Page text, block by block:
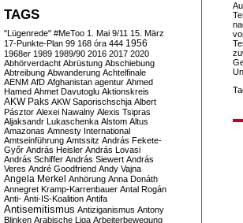
TAGS
"Lügenrede" #MeToo 1. Mai 9/11 15. März
17-Punkte-Plan 99 168 óra 444 1956
1968er 1989 1989/90 2016 2017 2020
Abhörverdacht Abrüstung Abschiebung
Abtreibung Abwanderung Achtelfinale
AENM AfD Afghanistan agentur Ahmed
Hamed Ahmet Davutoglu Aktionskreis
AKW Paks AKW Saporischschja Albert
Pásztor Alexei Nawalny Alexis Tsipras
Aljaksandr Lukaschenka Alstom Altus
Amazonas Amnesty International
Amtseinführung Amtssitz András Fekete-
Győr András Heisler András Lovasi
András Schiffer András Siewert András
Veres André Goodfriend Andy Vajna
Angela Merkel Anhörung Anna Donáth
Annegret Kramp-Karrenbauer Antal Rogán
Anti- Anti-IS-Koalition Antifa
Antisemitismus Antiziganismus Antony
Blinken Arabische Liga Arbeiterbewegung